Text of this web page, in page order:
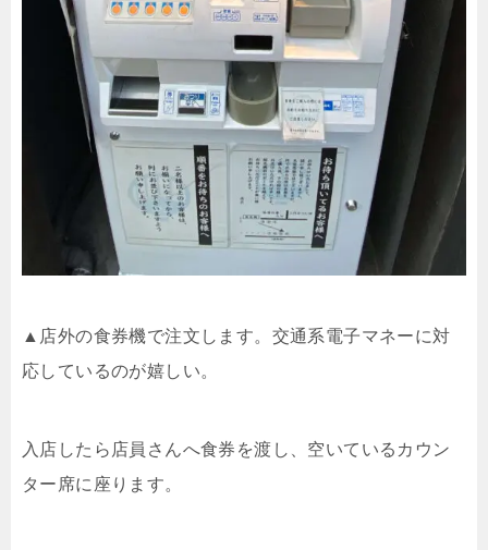
▲店外の食券機で注文します。交通系電子マネーに対
応しているのが嬉しい。
入店したら店員さんへ食券を渡し、空いているカウン
ター席に座ります。